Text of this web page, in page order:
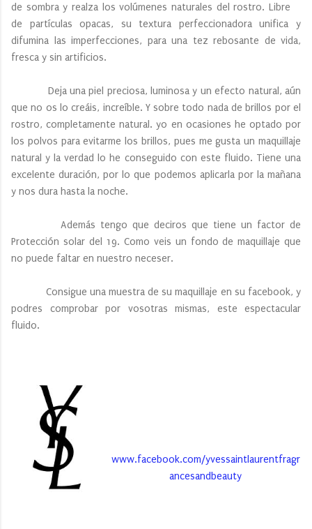
de sombra y realza los volúmenes naturales del rostro. Libre
de partículas opacas, su textura perfeccionadora unifica y
difumina las imperfecciones, para una tez rebosante de vida,
fresca y sin artificios.
Deja una piel preciosa, luminosa y un efecto natural, aún
que no os lo creáis, increíble. Y sobre todo nada de brillos por el
rostro, completamente natural. yo en ocasiones he optado por
los polvos para evitarme los brillos, pues me gusta un maquillaje
natural y la verdad lo he conseguido con este fluido. Tiene una
excelente duración, por lo que podemos aplicarla por la mañana
y nos dura hasta la noche.
Además tengo que deciros que tiene un factor de
Protección solar del 19. Como veis un fondo de maquillaje que
no puede faltar en nuestro neceser.
Consigue una muestra de su maquillaje en su facebook, y
podres comprobar por vosotras mismas, este espectacular
fluido.
www.facebook.com/yvessaintlaurentfragr
ancesandbeauty